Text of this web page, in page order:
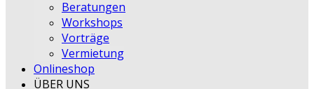
Beratungen
Workshops
Vorträge
Vermietung
Onlineshop
ÜBER UNS